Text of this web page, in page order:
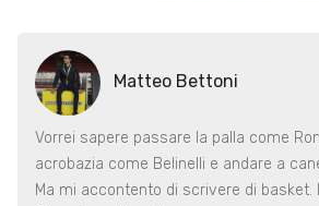
Matteo Bettoni
Vorrei sapere passare la palla come
acrobazia come Belinelli e andare a
Ma mi accontento di scrivere di basket.